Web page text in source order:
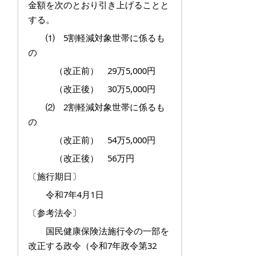
金額を次のとおり引き上げることと
する。
⑴ 5割軽減対象世帯に係るも
の
（改正前） 29万5,000円
（改正後） 30万5,000円
⑵ 2割軽減対象世帯に係るも
の
（改正前） 54万5,000円
（改正後） 56万円
〔施行期日〕
令和7年4月1日
〔参考法令〕
国民健康保険法施行令の一部を
改正する政令（令和7年政令第32